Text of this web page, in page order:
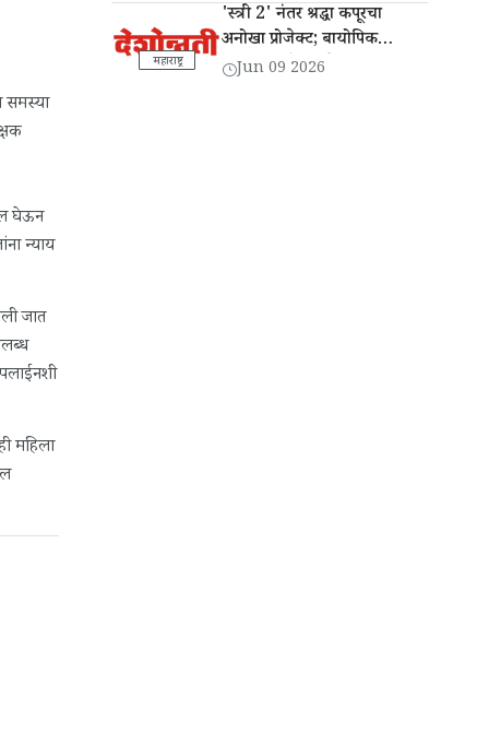
समस्या
घेऊन
न्याय
जात
महिला
महाराष्ट्र
'स्त्री 2' नंतर श्रद्धा कपूरचा
अनोखा प्रोजेक्ट; बायोपिक
'इथा' प्रदर्शनासाठी सज्ज
Jun 09 2026